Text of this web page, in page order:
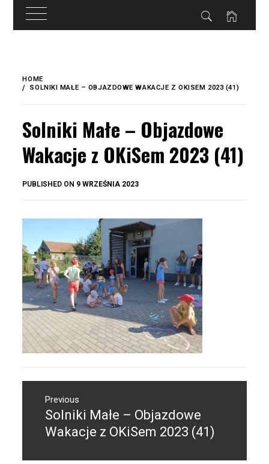
treści
content
HOME
SOLNIKI MAŁE – OBJAZDOWE WAKACJE Z OKISEM 2023 (41)
Solniki Małe – Objazdowe
Wakacje z OKiSem 2023 (41)
PUBLISHED ON 9 WRZEŚNIA 2023
wpisuPrevious
Previous
post:
Solniki Małe – Objazdowe
Wakacje z OKiSem 2023 (41)